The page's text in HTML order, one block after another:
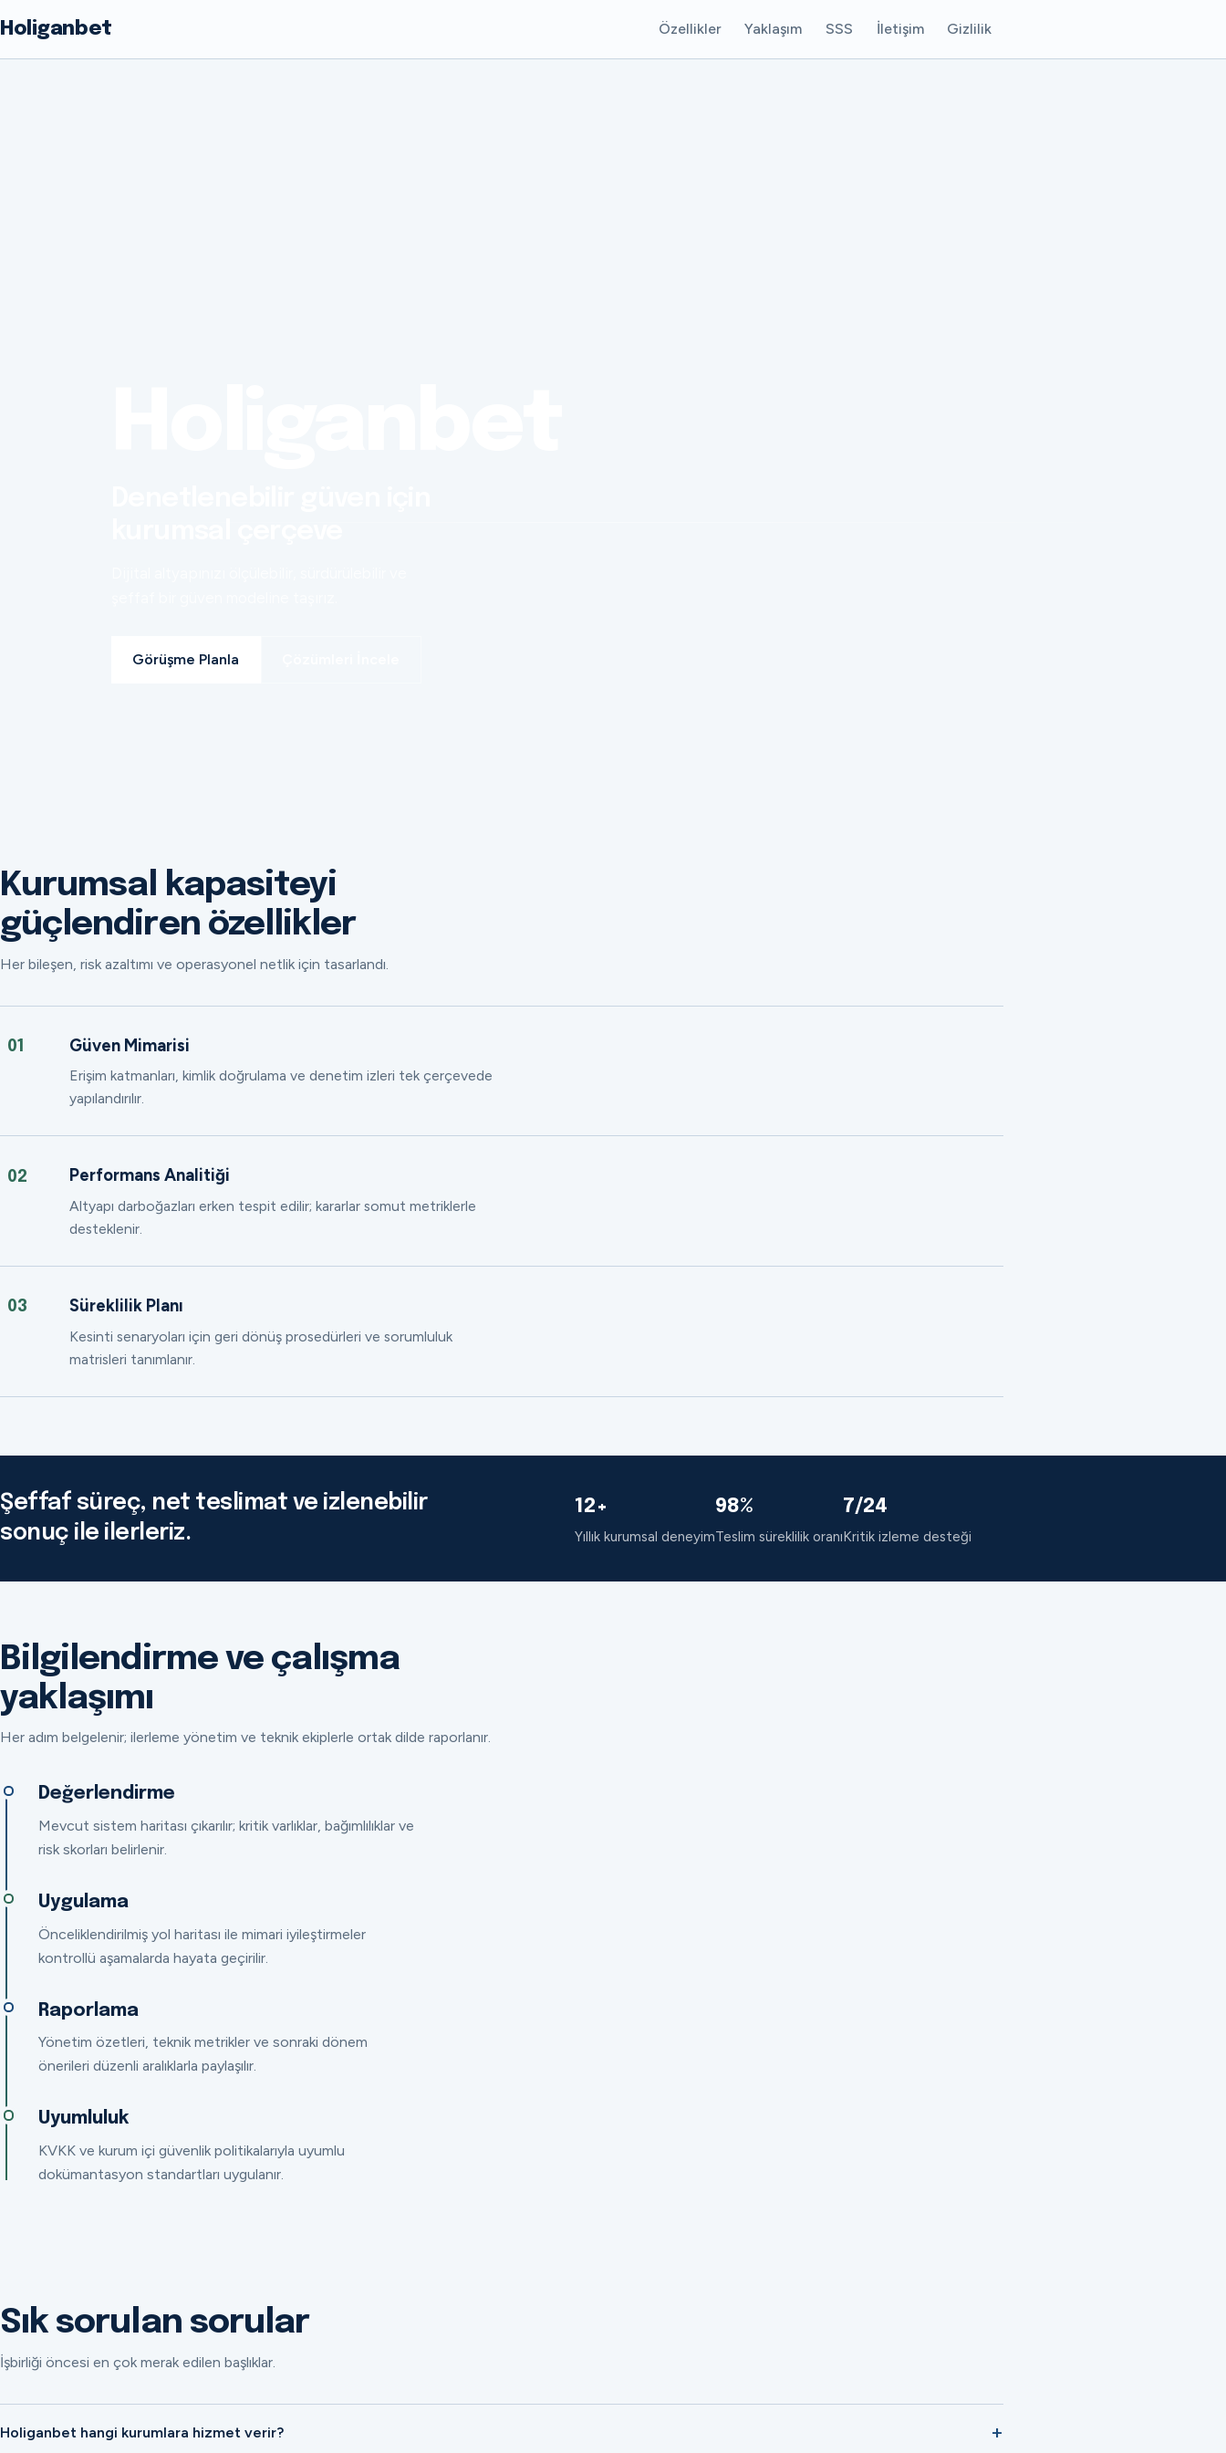
Holiganbet Özellikler Yaklaşım SSS İletişim Gizlilik
Görüşme Planla
Kurumsal kapasiteyi
güçlendiren özellikler
Her bileşen, risk azaltımı ve operasyonel netlik için tasarlandı.
01 Güven Mimarisi
Erişim katmanları, kimlik doğrulama ve denetim izleri tek çerçevede
yapılandırılır.
02 Performans Analitiği
Altyapı darboğazları erken tespit edilir; kararlar somut metriklerle
desteklenir.
03 Süreklilik Planı
Kesinti senaryoları için geri dönüş prosedürleri ve sorumluluk
matrisleri tanımlanır.
Şeffaf süreç, net teslimat ve izlenebilir
sonuç ile ilerleriz.
12+
Yıllık kurumsal deneyim
98%
Teslim süreklilik oranı
7/24
Kritik izleme desteği
Bilgilendirme ve çalışma
yaklaşımı
Her adım belgelenir; ilerleme yönetim ve teknik ekiplerle ortak dilde raporlanır.
Değerlendirme
Mevcut sistem haritası çıkarılır; kritik varlıklar, bağımlılıklar ve
risk skorları belirlenir.
Uygulama
Önceliklendirilmiş yol haritası ile mimari iyileştirmeler
kontrollü aşamalarda hayata geçirilir.
Raporlama
Yönetim özetleri, teknik metrikler ve sonraki dönem
önerileri düzenli aralıklarla paylaşılır.
Uyumluluk
KVKK ve kurum içi güvenlik politikalarıyla uyumlu
dokümantasyon standartları uygulanır.
Sık sorulan sorular
İşbirliği öncesi en çok merak edilen başlıklar.
Holiganbet hangi kurumlara hizmet verir?